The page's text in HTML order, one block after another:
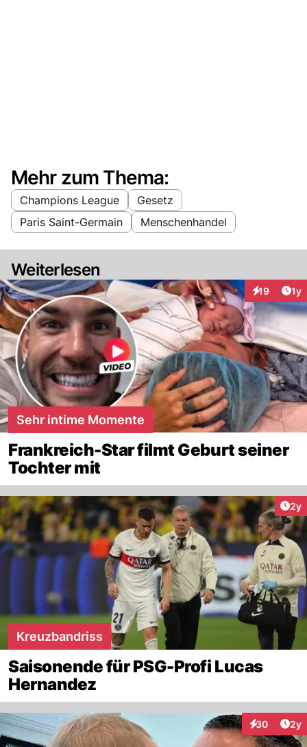
Mehr zum Thema:
Champions League
Gesetz
Paris Saint-Germain
Menschenhandel
Weiterlesen
19 1y
Sehr intime Momente
Frankreich-Star filmt Geburt seiner
Tochter mit
2y
Kreuzbandriss
Saisonende für PSG-Profi Lucas
Hernandez
30
Interaktionen
2y